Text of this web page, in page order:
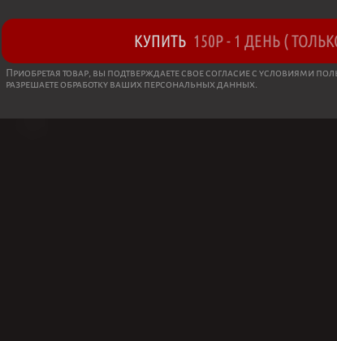
КУПИТЬ 150Р- 1 ДЕНЬ (
Приобретая товар, вы подтверждаете свое согласие с условиями
разрешаете обработку ваших персональных данных.